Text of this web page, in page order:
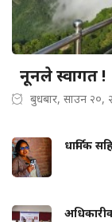
नूनले स्वागत !
बुधबार, साउन २०,
धार्मिक